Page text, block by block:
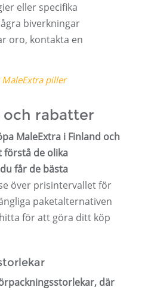
eller specifika
biverkningar
oro, kontakta en
piller
och rabatter
MaleExtra i Finland och
förstå de olika
får de bästa
över prisintervallet för
paketalternativen
för att göra ditt köp
där